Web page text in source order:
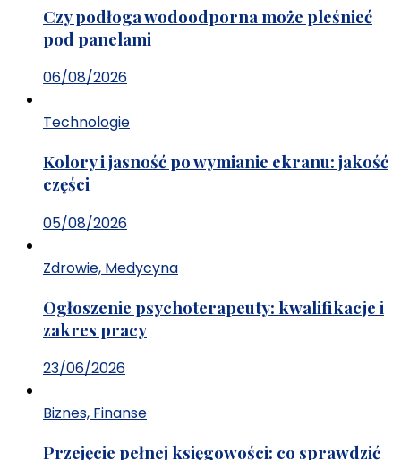
Czy podłoga wodoodporna może pleśnieć
pod panelami
06/08/2026
Technologie
Kolory i jasność po wymianie ekranu: jakość
części
05/08/2026
Zdrowie, Medycyna
Ogłoszenie psychoterapeuty: kwalifikacje i
zakres pracy
23/06/2026
Biznes, Finanse
Przejęcie pełnej księgowości: co sprawdzić